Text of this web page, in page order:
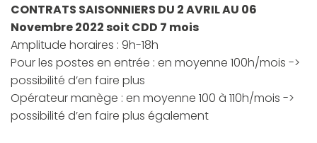
CONTRATS SAISONNIERS DU 2 AVRIL AU 06
Novembre 2022 soit CDD 7 mois
Amplitude horaires : 9h-18h
Pour les postes en entrée : en moyenne 100h/mois ->
possibilité d’en faire plus
Opérateur manège : en moyenne 100 à 110h/mois ->
possibilité d’en faire plus également